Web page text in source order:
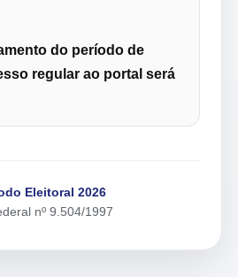
do período de
regular ao portal será
Eleitoral 2026
nº 9.504/1997